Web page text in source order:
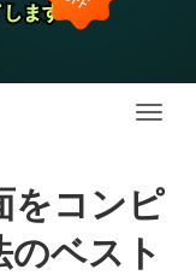
ます
ます
をコンピ
のベスト